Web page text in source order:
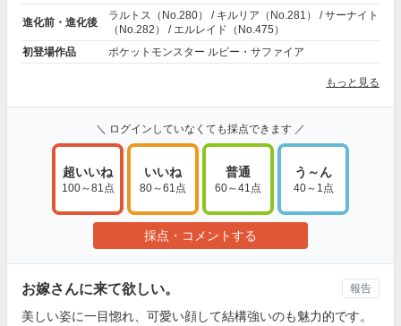
進化前・進化後
ラルトス（No.280） / キルリア（No.281） / サーナイト
（No.282） / エルレイド（No.475）
初登場作品
ポケットモンスター ルビー・サファイア
もっと見る
＼ ログインしていなくても採点できます ／
超いいね
100～81点
いいね
80～61点
普通
60～41点
う～ん
40～1点
採点・コメントする
お嫁さんに来て欲しい。
美しい姿に一目惚れ、可愛い顔して結構強いのも魅力的です。
報告